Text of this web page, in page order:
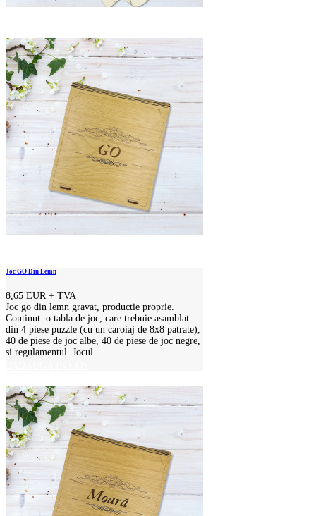
Joc GO Din Lemn
8,65 EUR + TVA
Joc go din lemn gravat, productie proprie.
Continut: o tabla de joc, care trebuie asamblat
din 4 piese puzzle (cu un caroiaj de 8x8 patrate),
40 de piese de joc albe, 40 de piese de joc negre,
si regulamentul. Jocul...